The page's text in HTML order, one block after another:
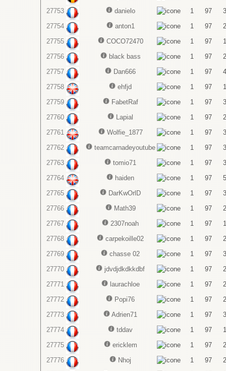
27753
danielo 1 97
3
27754
anton1 1 97
2
27755
COCO72470 1 97
1
27756
black bass 1 97
2
27757
Dan666 1 97
4
27758
ehfjd 1 97
1
27759
FabetRaf 1 97
3
27760
Lapial 1 97
2
27761
Wolfie_1877 1 97
3
27762
teamcarnadeyoutube 1 97
3
27763
tomio71 1 97
3
27764
haiden 1 97
5
27765
DarKwOrlD 1 97
3
27766
Math39 1 97
2
27767
2307noah 1 97
1
27768
carpekoille02 1 97
2
27769
chasse 02 1 97
3
27770
jdvdjdkdkkdbf 1 97
2
27771
laurachloe 1 97
2
27772
Popi76 1 97
2
27773
Adrien71 1 97
3
27774
tddav 1 97
1
27775
ericklem 1 97
2
27776
Nhoj 1 97
2